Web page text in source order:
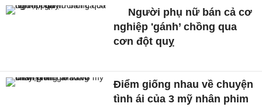
Người phụ nữ bán cả cơ
nghiệp 'gánh’ chồng qua
cơn đột quỵ
Điểm giống nhau về chuyện
tình ái của 3 mỹ nhân phim